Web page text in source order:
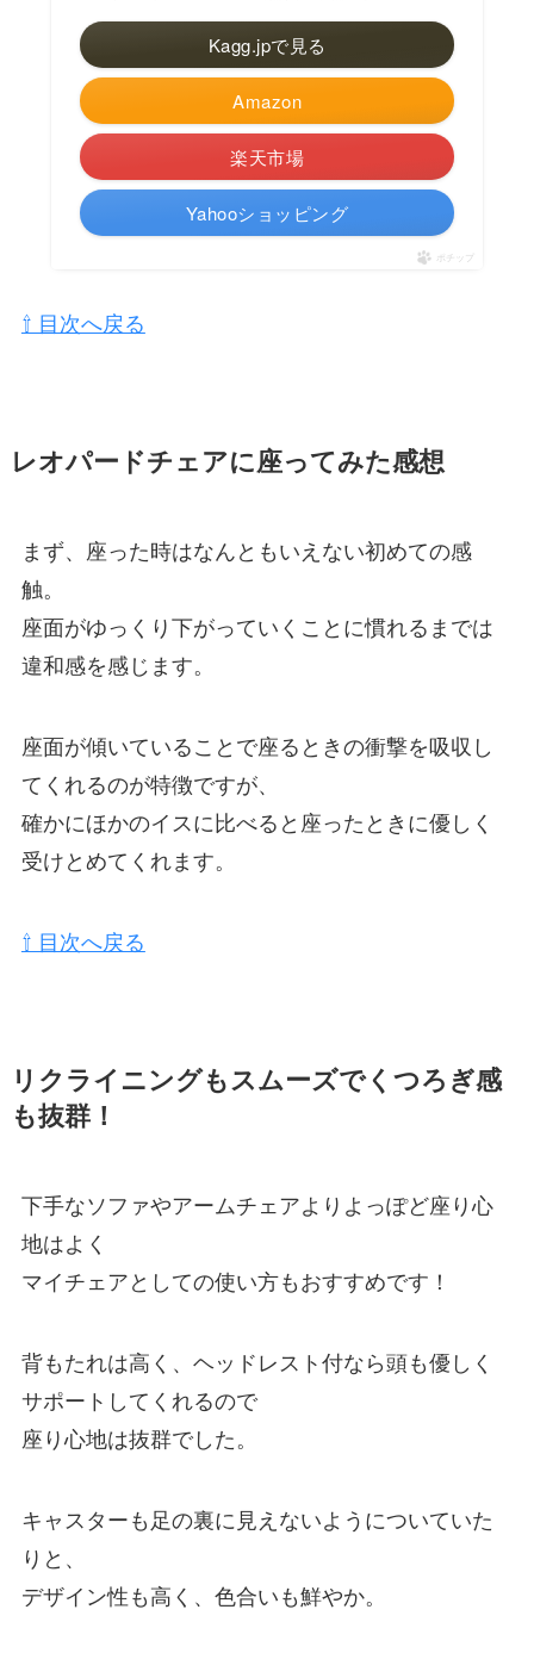
Amazon
楽天市場
Yahooショッピング
Kagg.jpで見る
ポチップ
⇧ 目次へ戻る
レオパードチェアに座ってみた感想
まず、座った時はなんともいえない初めての感
触。
座面がゆっくり下がっていくことに慣れるまでは
違和感を感じます。
座面が傾いていることで座るときの衝撃を吸収し
てくれるのが特徴ですが、
確かにほかのイスに比べると座ったときに優しく
受けとめてくれます。
⇧ 目次へ戻る
リクライニングもスムーズでくつろぎ感
も抜群！
下手なソファやアームチェアよりよっぽど座り心
地はよく
マイチェアとしての使い方もおすすめです！
背もたれは高く、ヘッドレスト付なら頭も優しく
サポートしてくれるので
座り心地は抜群でした。
キャスターも足の裏に見えないようについていた
りと、
デザイン性も高く、色合いも鮮やか。